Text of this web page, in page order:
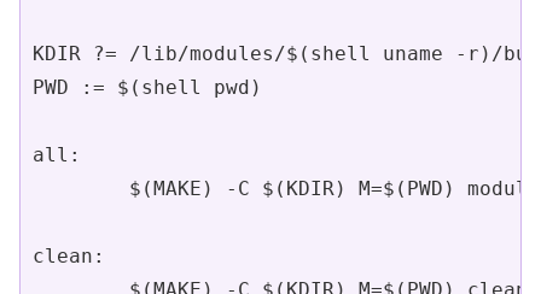
KDIR ?= /lib/modules/$(shell uname -r)/
PWD := $(shell pwd)
all:
clean: